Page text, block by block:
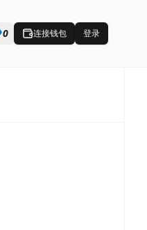
0 连接钱包 登录